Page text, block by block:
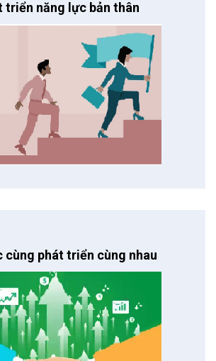
triển năng lực bản thân
cùng phát triển cùng nhau